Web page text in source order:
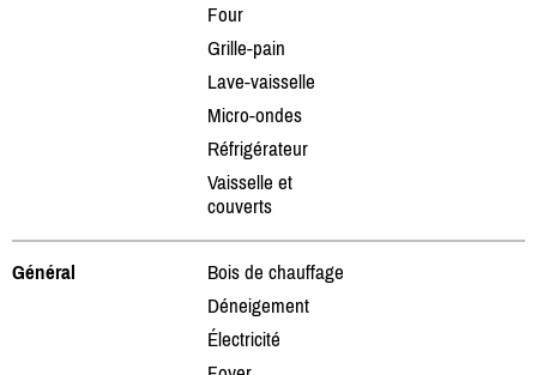
Four
Grille-pain
Lave-vaisselle
Micro-ondes
Réfrigérateur
Vaisselle et
couverts
Général
Bois de chauffage
Déneigement
Électricité